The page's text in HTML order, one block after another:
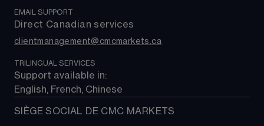
EMAIL SUPPORT
Direct Canadian services
clientmanagement@cmcmarkets.ca
TRILINGUAL SERVICES
Support available in:
English, French, Chinese
SIÈGE SOCIAL DE CMC MARKETS